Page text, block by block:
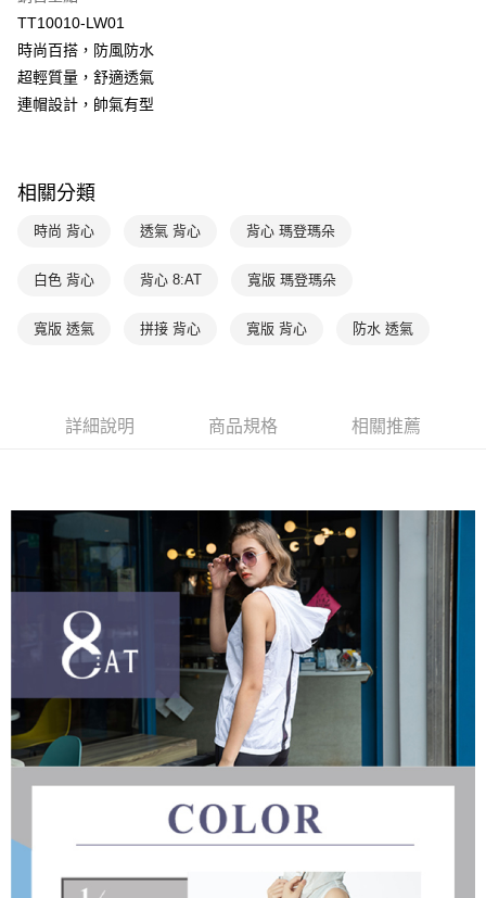
【「AFTEE先享後付」結帳流程】
１．於結帳方式選擇「AFTEE先享後付」後，將跳轉至「AFTEE先享後付」
結帳頁面，進行簡訊認證並確認金額後，即可完成結帳。
３．收到繳費通知簡訊後14天內，點擊此簡訊中的連結，可透過四大超商／
ATM／網路銀行／等多元方式進行付款，方視為交易完成。
※ 交易是否成功請以「AFTEE先享後付 」之結帳頁面顯示為準，若有關於
是否繳費成功／繳費後需取消欲退款等相關疑問，請聯繫「AFTEE先享後付
１．透過由恩沛科技股份有限公司提供之「AFTEE先享後付」服務完成之交
２．關於個人資料處理事宜，請瀏覽以下網址：
４．使用「AFTEE先享後付」時，將依據個別帳號之用戶狀況，依本公司即
恩沛科技股份有限公司將有權停止該用戶之使用額度並採取法律行動。
付款後全家取貨$888免運-以PackAge+配客嘉循環箱包裝寄出
每筆NT$90，滿NT$888(含以上)免運費
萊爾富取貨付款
付款後萊爾富取貨
每筆NT$90，滿NT$1,000(含以上)免運費
付款後7-11取貨
每筆NT$90，滿NT$1,000(含以上)免運費
海外宅配 (訂單成立後，請主動於2天內與線上客服核對收
件資料，逾期未確認訂單將自動取消)
查看運費
TT10010-LW01
時尚百搭，防風防水
超輕質量，舒適透氣
連帽設計，帥氣有型
相關分類
時尚 背心 透氣 背心 背心 瑪登瑪朵
白色 背心 背心 8:AT 寬版 瑪登瑪朵
寬版 透氣 拼接 背心 寬版 背心 防水 透氣
詳細說明 商品規格 相關推薦